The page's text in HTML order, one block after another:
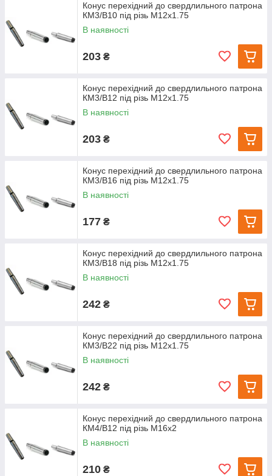
Конус перехідний до свердлильного патрона
КМ3/В10 під різь М12х1.75
В наявності
203 ₴
Конус перехідний до свердлильного патрона
КМ3/В12 під різь М12х1.75
В наявності
203 ₴
Конус перехідний до свердлильного патрона
КМ3/В16 під різь М12х1.75
В наявності
177 ₴
Конус перехідний до свердлильного патрона
КМ3/В18 під різь М12х1.75
В наявності
242 ₴
Конус перехідний до свердлильного патрона
КМ3/В22 під різь М12х1.75
В наявності
242 ₴
Конус перехідний до свердлильного патрона
КМ4/В12 під різь М16х2
В наявності
210 ₴